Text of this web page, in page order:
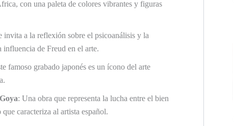
con una paleta de colores vibrantes y figuras
invita a la reflexión sobre el psicoanálisis y la
influencia de Freud en el arte.
famoso grabado japonés es un ícono del arte
: Una obra que representa la lucha entre el bien
caracteriza al artista español.